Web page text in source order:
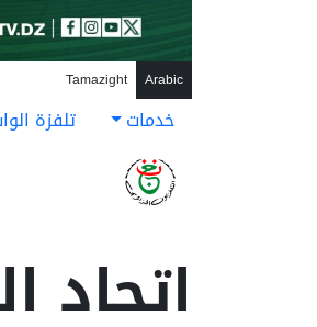
Arabic
Tamazight
خدمات تلفزة
اتحاد